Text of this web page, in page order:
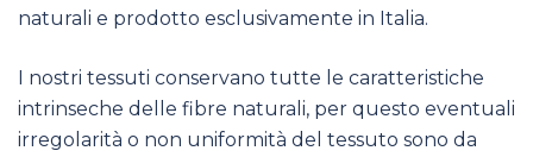
naturali e prodotto esclusivamente in Italia.
I nostri tessuti conservano tutte le caratteristiche
intrinseche delle fibre naturali, per questo eventuali
irregolarità o non uniformità del tessuto sono da